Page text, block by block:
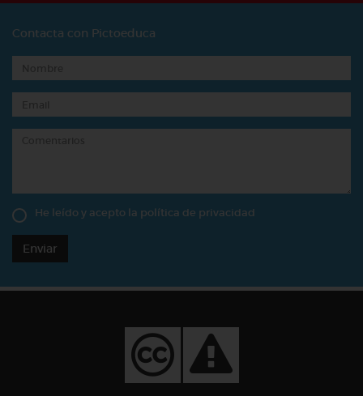
Contacta con Pictoeduca
He leído y acepto la política de privacidad
Enviar